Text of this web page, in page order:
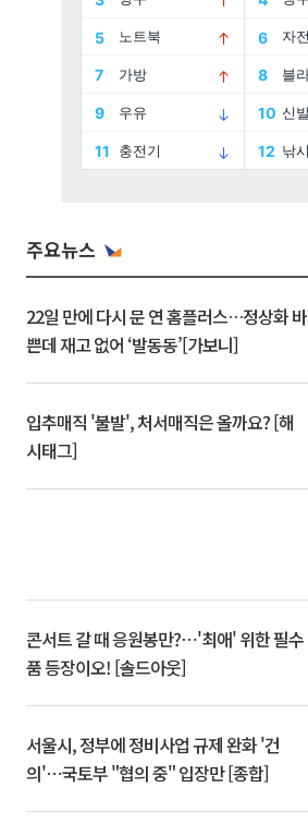
주요뉴스
22일 만에 다시 문 연 홈플러스…정상화 바
쁜데 재고 없어 ‘발동동’[가보니]
입추매직 '불발', 처서매직은 올까요? [해
시태그]
콘서트 갈 때 응원봉만?⋯'최애' 위한 필수
품 등장이오! [솔드아웃]
서울시, 정부에 정비사업 규제 완화 '건
의'⋯국토부 "협의 중" 입장만 [종합]